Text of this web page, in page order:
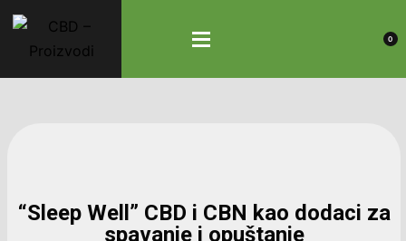
0
“Sleep Well” CBD i CBN kao dodaci za
spavanje i opuštanje